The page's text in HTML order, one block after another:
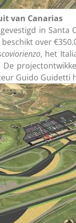
van Canarias
in Santa
over
, het
De
Guido Guidetti